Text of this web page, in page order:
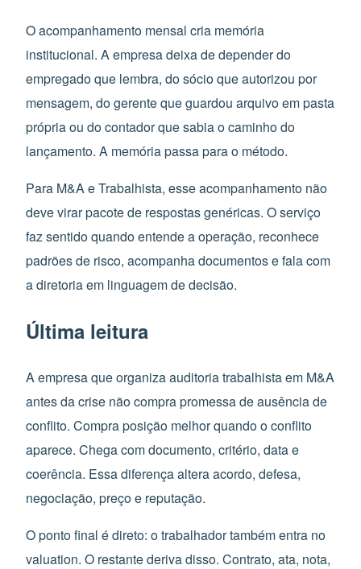
O acompanhamento mensal cria memória
institucional. A empresa deixa de depender do
empregado que lembra, do sócio que autorizou por
mensagem, do gerente que guardou arquivo em pasta
própria ou do contador que sabia o caminho do
lançamento. A memória passa para o método.
Para M&A e Trabalhista, esse acompanhamento não
deve virar pacote de respostas genéricas. O serviço
faz sentido quando entende a operação, reconhece
padrões de risco, acompanha documentos e fala com
a diretoria em linguagem de decisão.
Última leitura
A empresa que organiza auditoria trabalhista em M&A
antes da crise não compra promessa de ausência de
conflito. Compra posição melhor quando o conflito
aparece. Chega com documento, critério, data e
coerência. Essa diferença altera acordo, defesa,
negociação, preço e reputação.
O ponto final é direto: o trabalhador também entra no
valuation. O restante deriva disso. Contrato, ata, nota,